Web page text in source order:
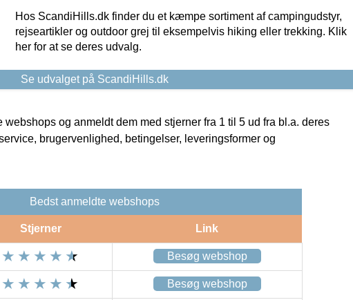
Hos ScandiHills.dk finder du et kæmpe sortiment af campingudstyr,
rejseartikler og outdoor grej til eksempelvis hiking eller trekking. Klik
her for at se deres udvalg.
Se udvalget på ScandiHills.dk
og anmeldt dem med stjerner fra 1 til 5 ud fra bl.a. deres
brugervenlighed, betingelser, leveringsformer og
Bedst anmeldte webshops
Stjerner Link
Besøg webshop
Besøg webshop